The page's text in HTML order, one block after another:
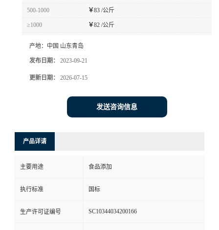
500-1000 ￥83 /公斤
≥1000 ￥82 /公斤
产地： 中国 山东青岛
发布日期： 2023-09-21
更新日期： 2026-07-15
发送咨询信息
产品详请
主要用途 食品添加
执行标准 国标
生产许可证编号 SC10344034200166